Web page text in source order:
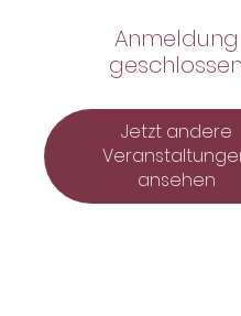
Anmeldung
geschlossen
Jetzt andere
ansehen